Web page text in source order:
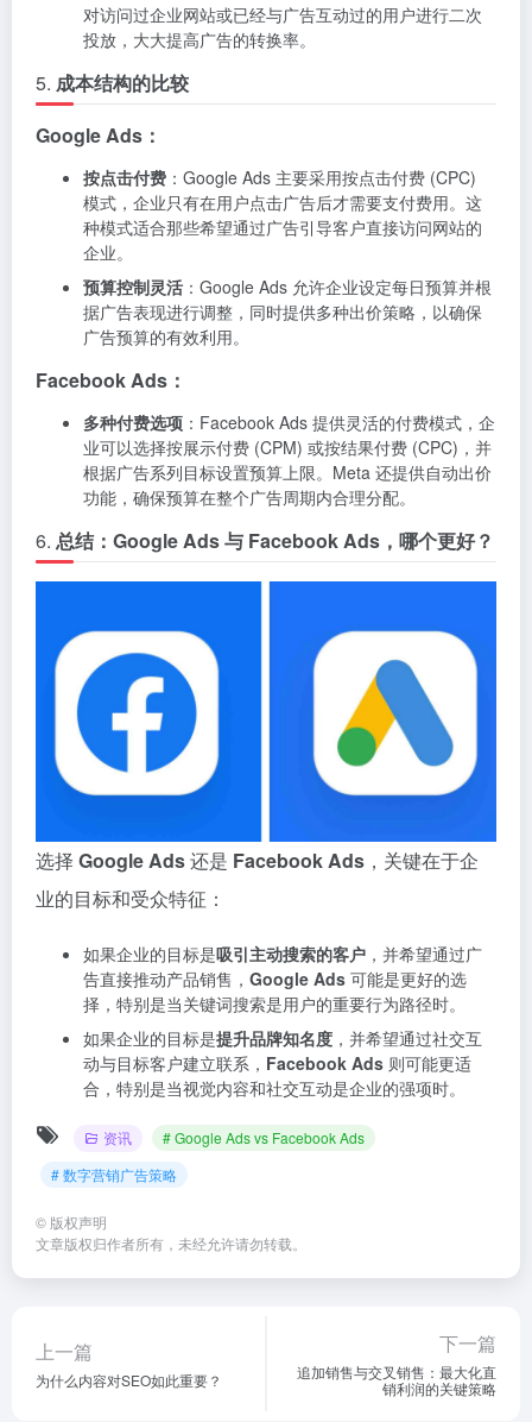
对访问过企业网站或已经与广告互动过的用户进行二次
投放，大大提高广告的转换率。
5. 成本结构的比较
Google Ads：
按点击付费 ：Google Ads 主要采用按点击付费 (CPC)
模式，企业只有在用户点击广告后才需要支付费用。这
种模式适合那些希望通过广告引导客户直接访问网站的
企业。
预算控制灵活 ：Google Ads 允许企业设定每日预算并根
据广告表现进行调整，同时提供多种出价策略，以确保
广告预算的有效利用。
Facebook Ads：
多种付费选项 ：Facebook Ads 提供灵活的付费模式，企
业可以选择按展示付费 (CPM) 或按结果付费 (CPC)，并
根据广告系列目标设置预算上限。Meta 还提供自动出价
功能，确保预算在整个广告周期内合理分配。
6. 总结：Google Ads 与 Facebook Ads，哪个更好？
选择 Google Ads还是 Facebook Ads ，关键在于企
业的目标和受众特征：
如果企业的目标是吸引主动搜索的客户 ，并希望通过广
告直接推动产品销售， Google Ads 可能是更好的选
择，特别是当关键词搜索是用户的重要行为路径时。
如果企业的目标是提升品牌知名度 ，并希望通过社交互
动与目标客户建立联系， Facebook Ads 则可能更适
合，特别是当视觉内容和社交互动是企业的强项时。
资讯
# Google Ads vs Facebook Ads
# 数字营销广告策略
© 版权声明
文章版权归作者所有，未经允许请勿转载。
上一篇
为什么内容对SEO如此重要？
下一篇
追加销售与交叉销售：最大化直
销利润的关键策略